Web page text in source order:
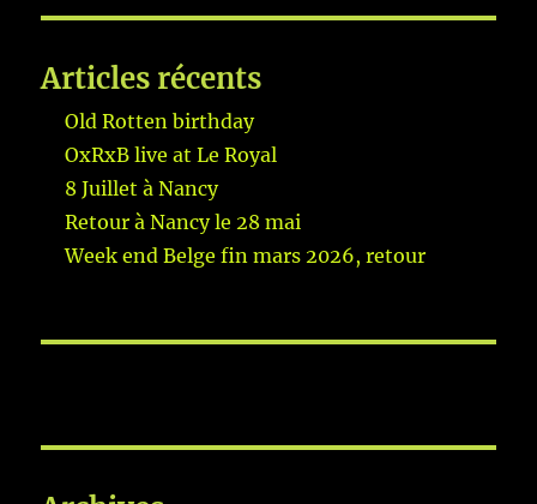
Articles récents
Old Rotten birthday
OxRxB live at Le Royal
8 Juillet à Nancy
Retour à Nancy le 28 mai
Week end Belge fin mars 2026, retour